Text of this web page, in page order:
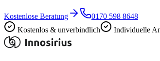
Kostenlose Beratung
0170 598 8648
Kostenlos & unverbindlich
Individuelle